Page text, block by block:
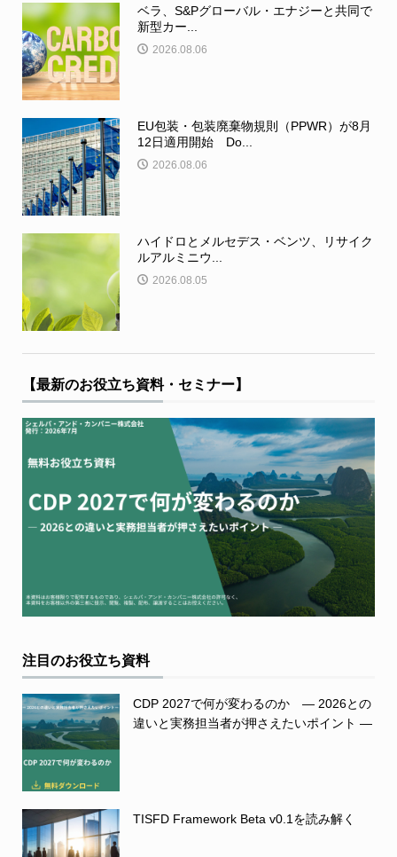
ベラ、S&Pグローバル・エナジーと共同で
新型カー...
2026.08.06
EU包装・包装廃棄物規則（PPWR）が8月
12日適用開始 Do...
2026.08.06
ハイドロとメルセデス・ベンツ、リサイク
ルアルミニウ...
2026.08.05
【最新のお役立ち資料・セミナー】
注目のお役立ち資料
CDP 2027で何が変わるのか ― 2026との
違いと実務担当者が押さえたいポイント ―
TISFD Framework Beta v0.1を読み解く